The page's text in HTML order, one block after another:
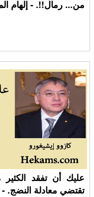
من... رمال!!. - إلهام
عليك أن تفقد
تقتضي معادلة النضج. -